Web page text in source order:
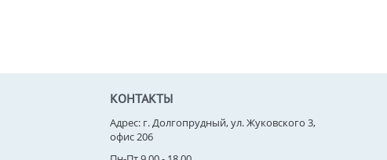
КОНТАКТЫ
Адрес: г. Долгопрудный, ул. Жуковского 3,
офис 206